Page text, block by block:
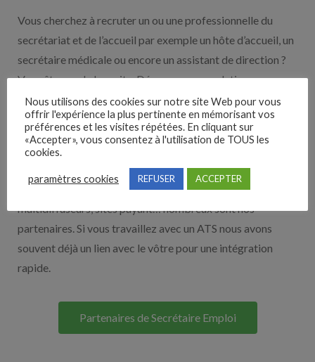
Vous cherchez à recruter un ou une professionnelle du
secrétariat et de l’accueil par exemple un hôte d’accueil, un
secrétaire médicale ou encore un assistant de direction ?
Vous êtes sur le bon site. Découvrez nos solutions pour
vous aider à recruter en cliquant sur le bouton ci-dessous.
Découvrez nos partenaires ! Moteurs de recherches,
multidiffuseurs, sites payant… nombreux sont nos
partenaires. Si vous travaillez avec un ATS nous avons
souvent déjà un lien avec le vôtre pour une intégration
rapide.
Partenaires de Secrétaire Emploi
Nous utilisons des cookies sur notre site Web pour vous
offrir l'expérience la plus pertinente en mémorisant vos
préférences et les visites répétées. En cliquant sur
«Accepter», vous consentez à l'utilisation de TOUS les
cookies.
paramètres cookies REFUSER ACCEPTER